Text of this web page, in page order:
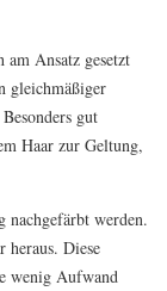
Ansatz gesetzt
gleichmäßiger
gut
Haar zur Geltung,
werden.
heraus. Diese
wenig Aufwand